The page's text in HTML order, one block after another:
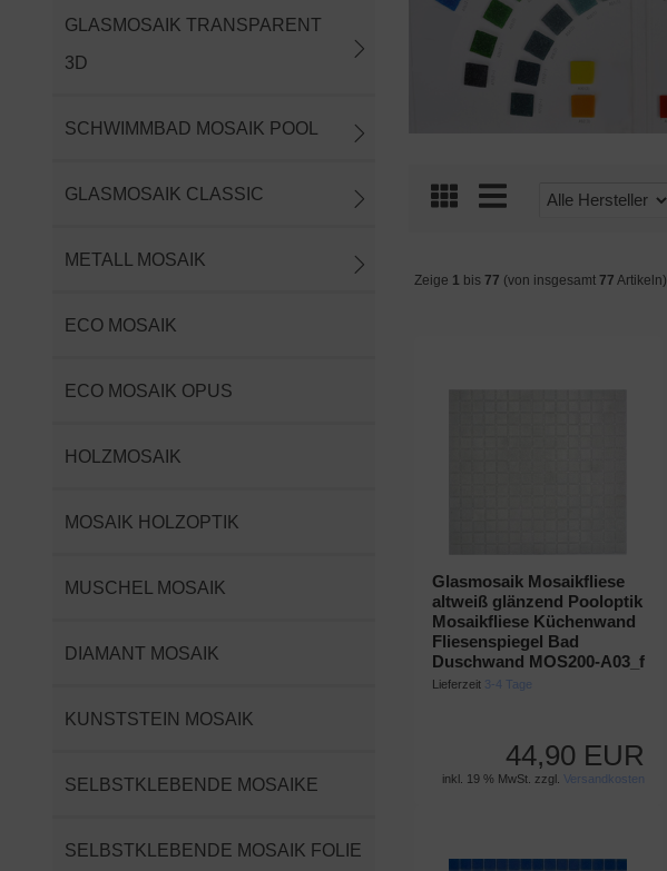
GLASMOSAIK TRANSPARENT
3D
SCHWIMMBAD MOSAIK POOL
GLASMOSAIK CLASSIC
METALL MOSAIK
ECO MOSAIK
ECO MOSAIK OPUS
HOLZMOSAIK
MOSAIK HOLZOPTIK
MUSCHEL MOSAIK
DIAMANT MOSAIK
KUNSTSTEIN MOSAIK
SELBSTKLEBENDE MOSAIKE
SELBSTKLEBENDE MOSAIK FOLIE
Zeige 1 bis 77 (von insgesamt 77 Artikeln)
Glasmosaik Mosaikfliese
altweiß glänzend Pooloptik
Mosaikfliese Küchenwand
Fliesenspiegel Bad
Duschwand MOS200-A03_f
Lieferzeit 3-4 Tage
44,90 EUR
inkl. 19 % MwSt. zzgl. Versandkosten